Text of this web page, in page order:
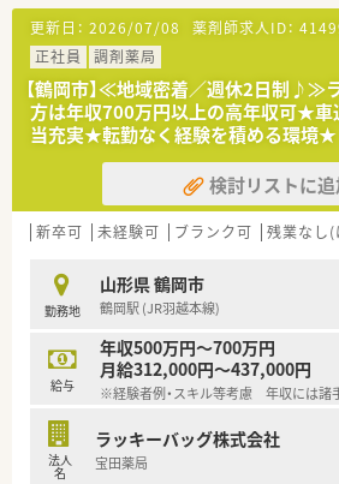
【法人特徴について】
■東北や関東地区を中心に店舗を展開
調剤薬局事業を行っています。
■通信販売事業や薬局コンサルティン
展開で堅実に成長しています。
■代表と社員の距離が近く風通しの良
して働ける環境を整えています。
【こんな方が活躍中】
■周囲への思いやりを持ち柔軟に協調
進められる方が活躍中です。
きる方が力を発揮しています。
■自ら考えて行動することができ周囲
薬剤師が中心となっています。
更新日： 2026/07/08 薬剤師求人ID：
正社員
調剤薬局
【鶴岡市】≪地域密着／週休2日制♪≫
方は年収700万円以上の高年収可★車
当充実★転勤なく経験を積める環境★
検討リストに追
新卒可 未経験可 ブランク可 残業なし
勤務地
山形県 鶴岡市
鶴岡駅 (JR羽越本線)
給与
年収500万円～700万円
月給312,000円～437,000円
※経験者例・スキル等考慮 年収には諸手
法人
名
ラッキーバッグ株式会社
宝田薬局